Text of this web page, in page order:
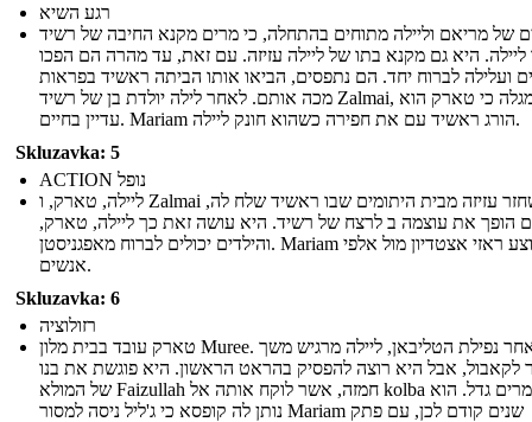
רגע השיא
של מריאם וליילה מתוחים בהתחלה, כי מרים מקנא החיבה של רשיד
ליילה. היא גם מקנא בתו של ליילה עזיזה. עם זאת, עד מהרה הם הפכו
ועלילה לברוח יחד. הם נתפסים, הביאו אותו הביתה ראשיד בפראות
מכה אותם. לאחר לילה יולדת בן של רשיד Zalmai, היא מגלה כי טארק הוא
עדיין בחיים. Mariam הורג ראשיד עם את חפירה כשהוא חונק ליילה.
Skluzavka: 5
ACTION נופל
ליילה, טארק, ו Zalmai לשחזר עזיזה מבית היתומים שבו ראשיד שלח לה,
הופך את עוצמה ב לרצח של רשיד. היא עושה זאת כך ליילה, טארק,
והילדים יכולים לברוח מאפגניסטן. Mariam מבוצע ראזי אצטדיון מול אלפי
אנשים.
Skluzavka: 6
רזולוציה
טארק עובד בבית מלון Muree. לאחר נפילת הטליבאן, ליילה מרגיש משך
לקאבול, אבל היא רוצה להפסיק בהראט הראשון. היא פוגשת את בנו
של המולא Faizullah חמזה, אשר לוקח אותה אל kolba שבו מרים גדל. הוא
נותן לה קופסא כי ג'ליל ניסה למסור Mariam שנים קודם לכן, עם פתק